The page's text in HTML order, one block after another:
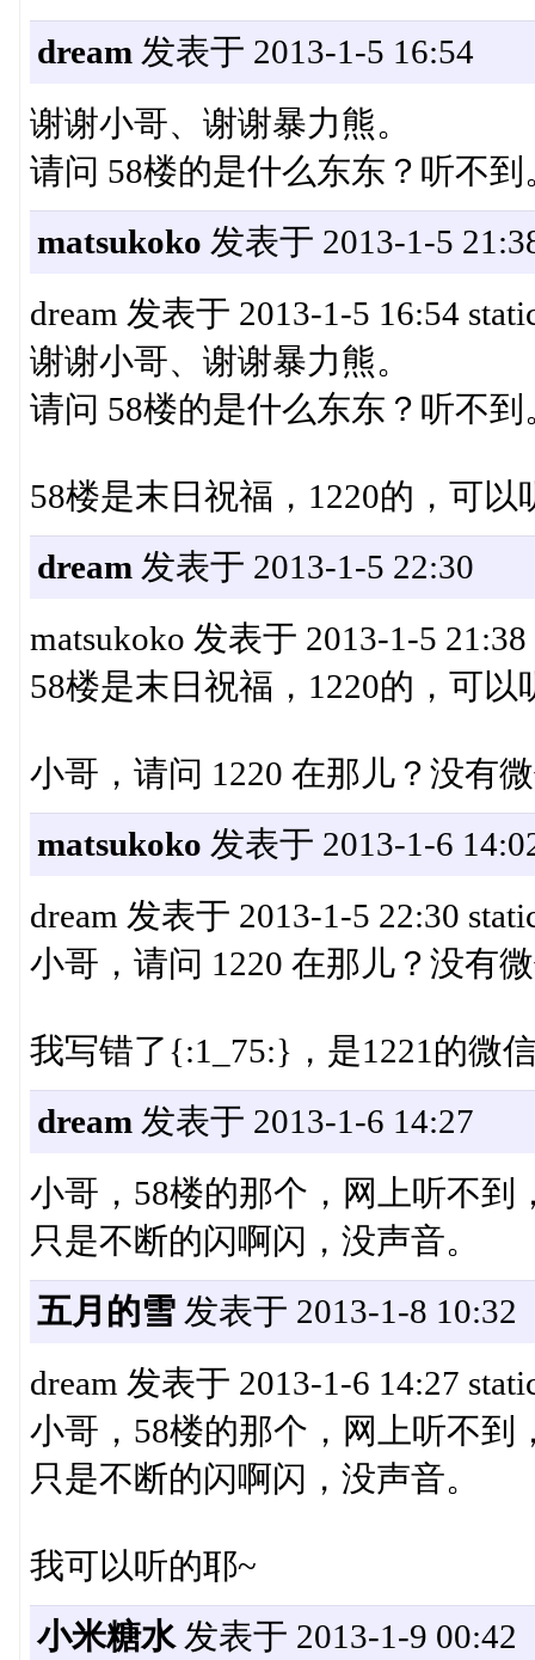
dream 发表于 2013-1-5 16:54
谢谢小哥、谢谢暴力熊。
请问 58楼的是什么东东？听不
matsukoko 发表于 2013-1-5
dream 发表于 2013-1-5 16:54
谢谢小哥、谢谢暴力熊。
请问 58楼的是什么东东？听不到
58楼是末日祝福，1220的，可以
dream 发表于 2013-1-5 22:30
matsukoko 发表于 2013-1-5
58楼是末日祝福，1220的，可以
小哥，请问 1220 在那儿？没有
matsukoko 发表于 2013-1-6
dream 发表于 2013-1-5 22:30
小哥，请问 1220 在那儿？没有
我写错了{:1_75:}，是1221的微
dream 发表于 2013-1-6 14:27
小哥，58楼的那个，网上听不到
只是不断的闪啊闪，没声音。
五月的雪发表于 2013-1-8 10:32
dream 发表于 2013-1-6 14:27
小哥，58楼的那个，网上听不到
只是不断的闪啊闪，没声音。
我可以听的耶~
小米糖水发表于 2013-1-9 00:42